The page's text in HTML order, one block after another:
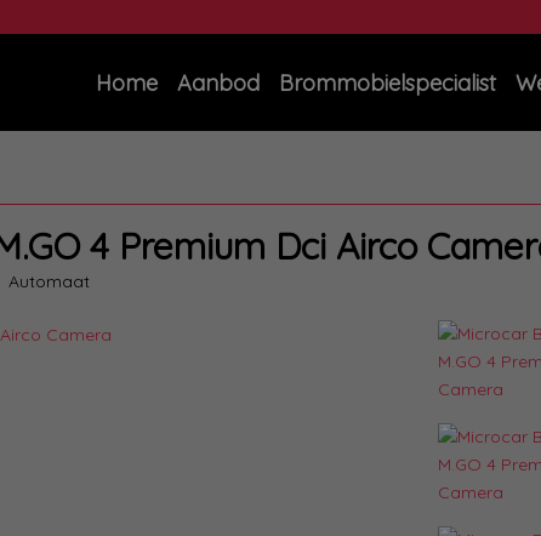
Home Aanbod Brommobielspecialist
4 Premium Dci Airco
Automaat